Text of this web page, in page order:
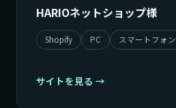
HARIOネットショップ様
Shopify PC スマートフォン
サイトを見る